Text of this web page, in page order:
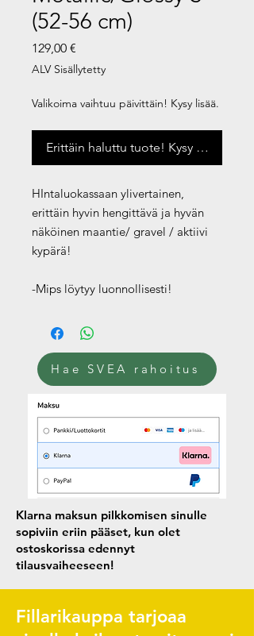
(52-56 cm)
129,00 €
ALV Sisällytetty
Valikoima vaihtuu päivittäin! Kysy lisää.
Erittäin haluttu tuote! Kysy saatavuus
HIntaluokassaan ylivertainen,
erittäin hyvin hengittävä ja hyvän
näköinen maantie/ gravel / aktiivi
kypärä!
-Mips löytyy luonnollisesti!
Hae SVEA rahoitus
Klarna maksun pilkkomisen sinulle
sopiviin eriin pääset, kun olet
ostoskorissa edennyt
tilausvaiheeseen!
Fillarikauppa tarjoaa